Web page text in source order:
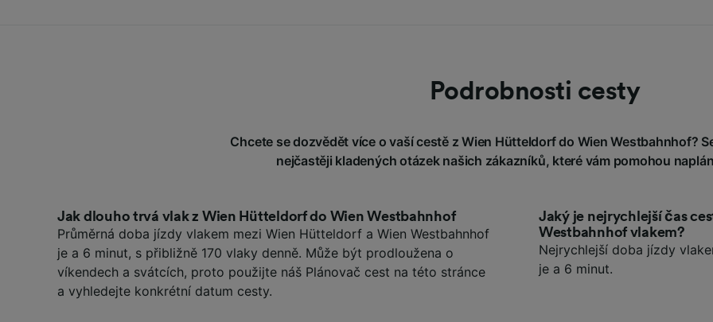
Podrobnosti cesty
Chcete se dozvědět více o vaší cestě z Wien Hütteldorf do Wien Westbahnhof?
nejčastěji kladených otázek našich zákazníků, které vám pomohou
Jak dlouho trvá vlak z Wien Hütteldorf do Wien Westbahnhof
Průměrná doba jízdy vlakem mezi Wien Hütteldorf a Wien Westbahnhof
je a 6 minut, s přibližně 170 vlaky denně. Může být prodloužena o
víkendech a svátcích, proto použijte náš Plánovač cest na této stránce
a vyhledejte konkrétní datum cesty.
Jaký je nejrychlejší čas
Westbahnhof vlakem?
Nejrychlejší doba jízdy
je a 6 minut.